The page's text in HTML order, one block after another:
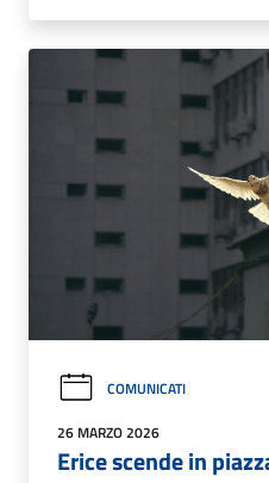
COMUNICATI
26 MARZO 2026
Erice scende in